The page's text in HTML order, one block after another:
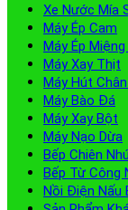
Xe Nước Mía
Máy Ép Cam
Máy Ép Miệng
Máy Xay Thịt
Máy Hút
Máy Bào Đá
Máy Xay Bột
Máy Nạo Dừa
Bếp Chiên
Bếp Từ Công
Nồi Điện Nấu